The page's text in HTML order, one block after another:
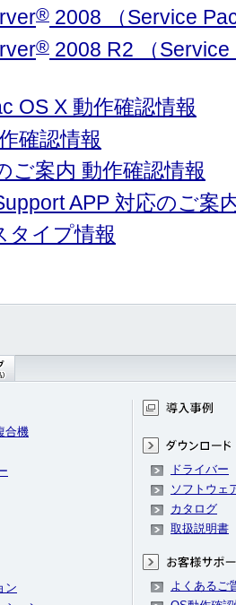
® 2008 （Service
® 2008 R2 （
OS X 動作確認情報
確認情報
ご案内 動作確認情報
APP 対応のご案
タイプ情報
合機
ン
ドライバー
ソフトウェ
カタログ
取扱説明書
よくあるご